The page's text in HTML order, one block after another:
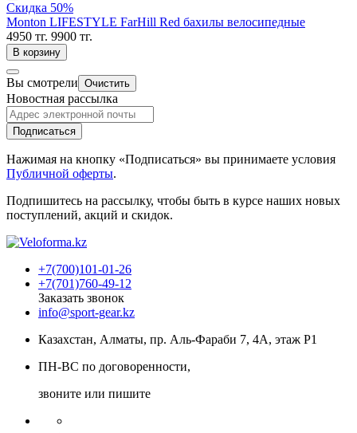
Скидка 50%
Monton LIFESTYLE FarHill Red бахилы велосипедные
4950 тг. 9900 тг.
В корзину
Вы смотрели Очистить
Новостная рассылка
Подписаться
Нажимая на кнопку «Подписаться» вы принимаете условия
Публичной оферты.
Подпишитесь на рассылку, чтобы быть в курсе наших новых
поступлений, акций и скидок.
+7(700)101-01-26
+7(701)760-49-12
Заказать звонок
info@sport-gear.kz
Казахстан, Алматы, пр. Аль-Фараби 7, 4А, этаж Р1
ПН-ВС по договоренности,
звоните или пишите